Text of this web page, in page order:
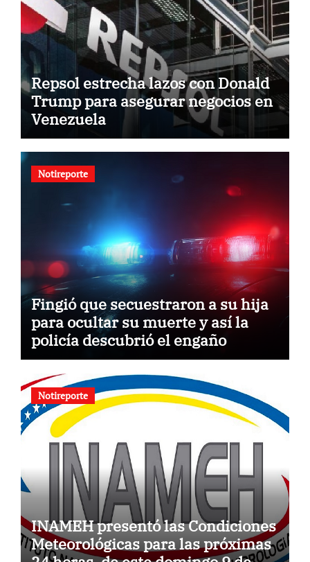
Repsol estrecha lazos con Donald
Trump para asegurar negocios en
Venezuela
Notireporte
Fingió que secuestraron a su hija
para ocultar su muerte y así la
policía descubrió el engaño
Notireporte
INAMEH presentó las Condiciones
Meteorológicas para las próximas